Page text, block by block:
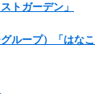
トガーデン」
ループ）「はなこ